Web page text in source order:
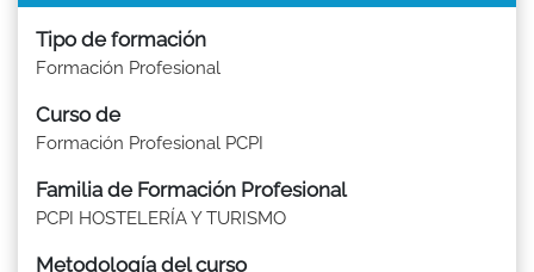
Tipo de formación
Formación Profesional
Curso de
Formación Profesional PCPI
Familia de Formación Profesional
PCPI HOSTELERÍA Y TURISMO
Metodología del curso